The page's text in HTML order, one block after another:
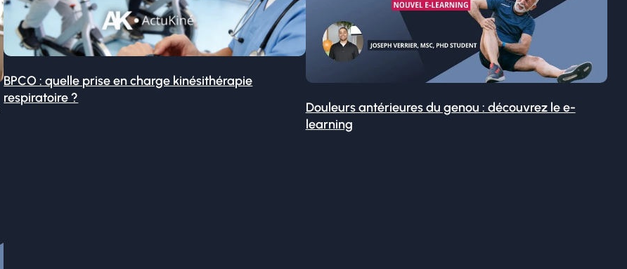
BPCO : quelle prise en charge kinésithérapie
respiratoire ?
Douleurs antérieures du genou : découvrez le e-
learning